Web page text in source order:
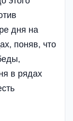
дня на
поняв, что
в рядах